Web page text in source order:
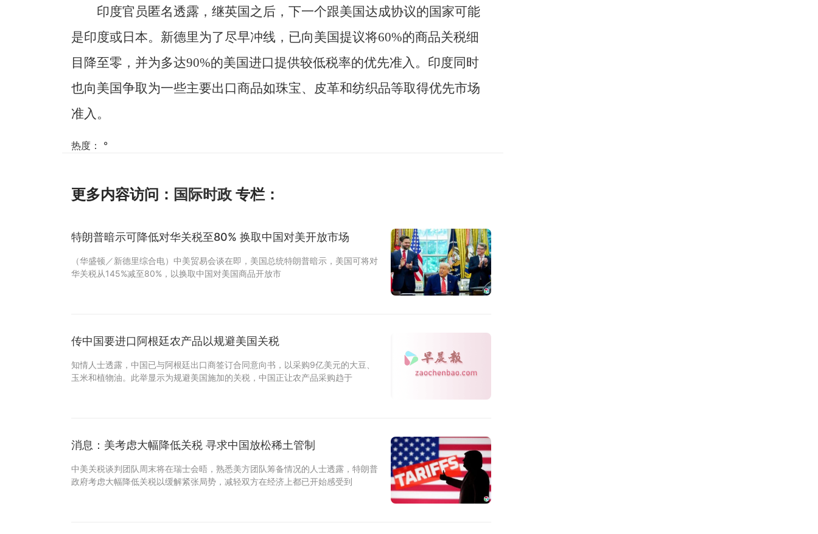
印度官员匿名透露，继英国之后，下一个跟美国达成协议的国家可能
是印度或日本。新德里为了尽早冲线，已向美国提议将60%的商品关税细
目降至零，并为多达90%的美国进口提供较低税率的优先准入。印度同时
也向美国争取为一些主要出口商品如珠宝、皮革和纺织品等取得优先市场
准入。
热度： °
更多内容访问： 国际时政 专栏：
特朗普暗示可降低对华关税至80% 换取中国对美开放市场
（华盛顿／新德里综合电）中美贸易会谈在即，美国总统特朗普暗示，美国可将对
华关税从145%减至80%，以换取中国对美国商品开放市
传中国要进口阿根廷农产品以规避美国关税
知情人士透露，中国已与阿根廷出口商签订合同意向书，以采购9亿美元的大豆、
玉米和植物油。此举显示为规避美国施加的关税，中国正让农产品采购趋于
消息：美考虑大幅降低关税 寻求中国放松稀土管制
中美关税谈判团队周末将在瑞士会晤，熟悉美方团队筹备情况的人士透露，特朗普
政府考虑大幅降低关税以缓解紧张局势，减轻双方在经济上都已开始感受到